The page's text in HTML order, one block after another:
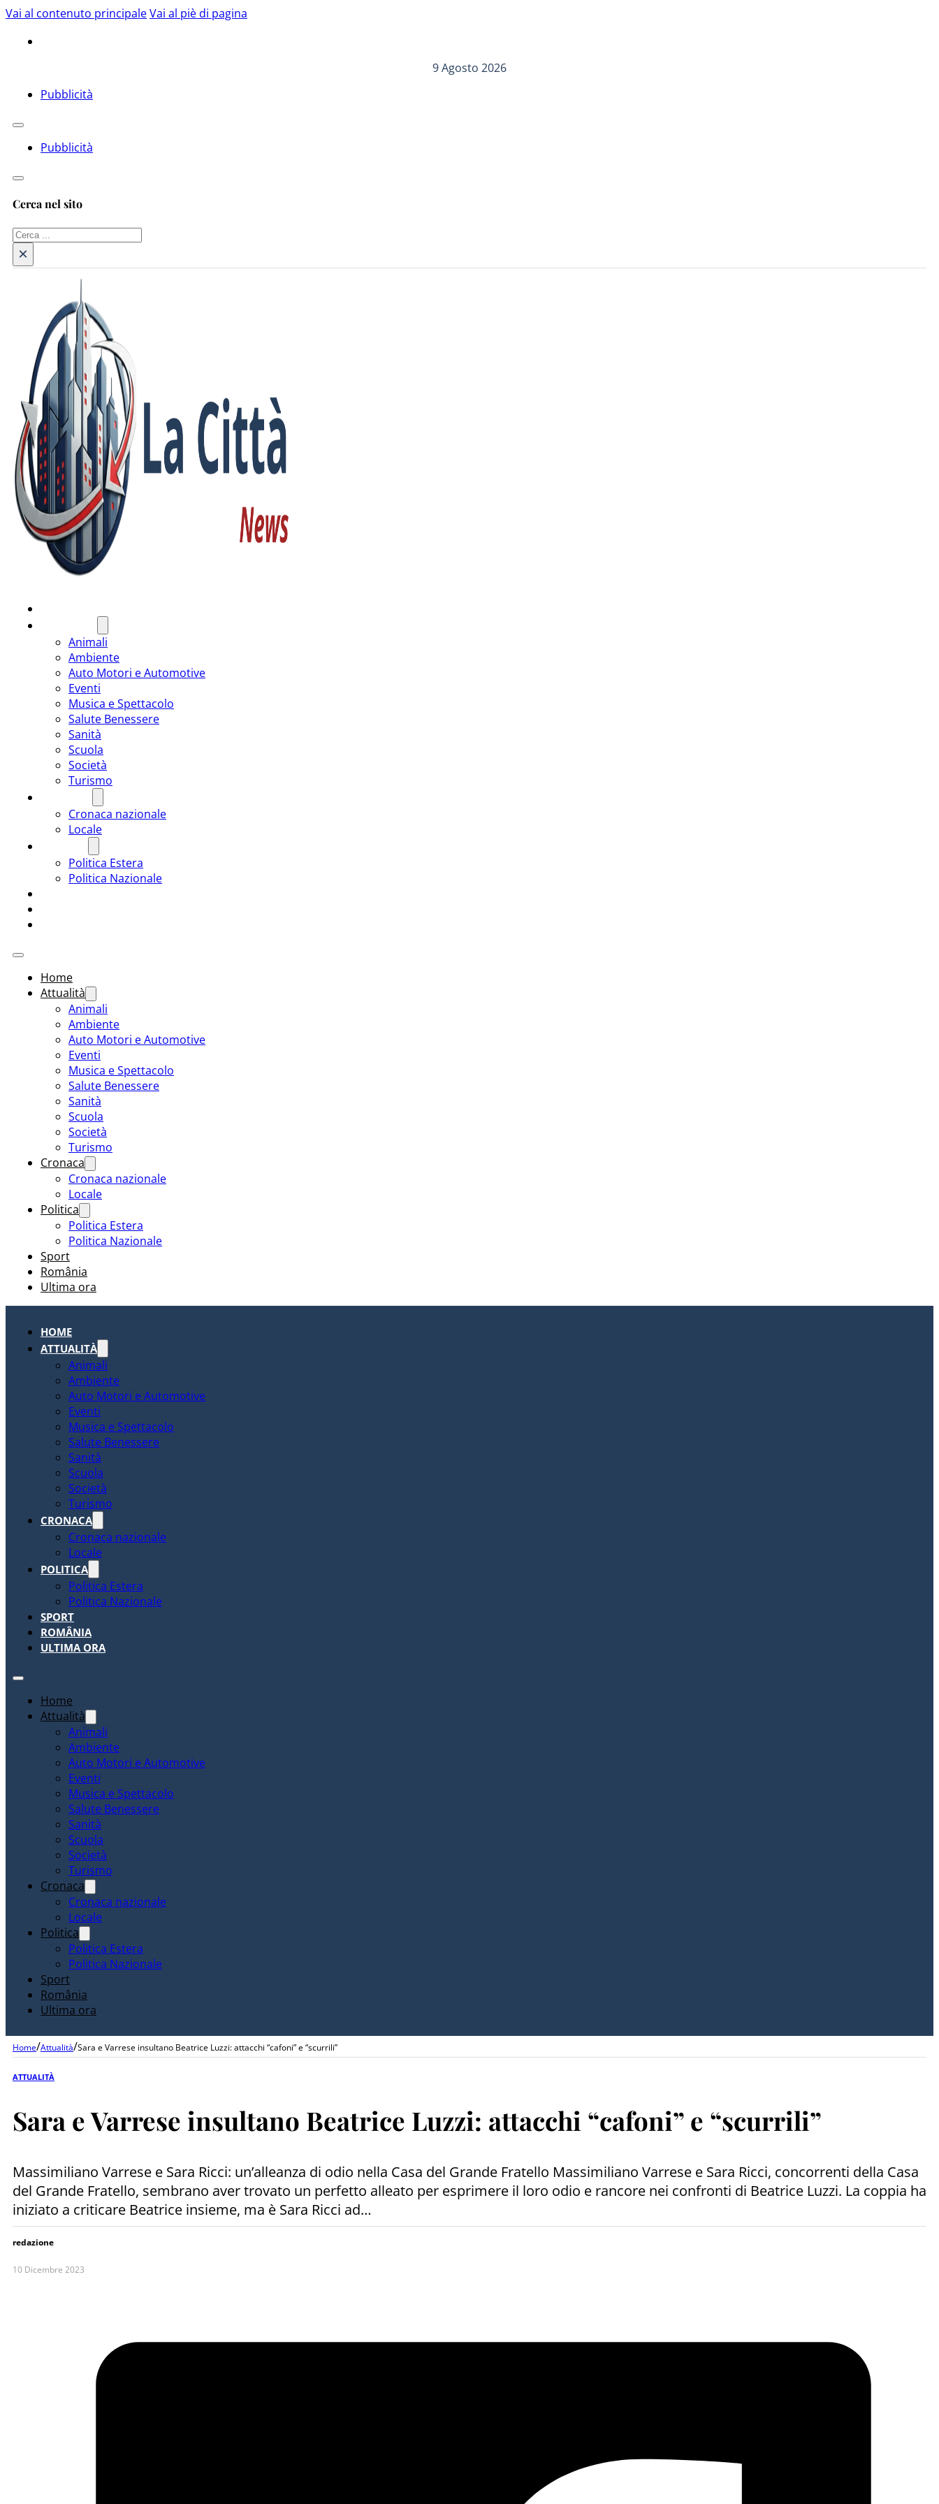
Vai al contenuto principaleVai al piè di pagina
9 Agosto 2026
Pubblicità
Pubblicità
Cerca nel sito
Cerca
×
Animali
Ambiente
Auto Motori e Automotive
Eventi
Musica e Spettacolo
Salute Benessere
Sanità
Scuola
Società
Turismo
Cronaca nazionale
Locale
Politica Estera
Politica Nazionale
Home
Attualità
Animali
Ambiente
Auto Motori e Automotive
Eventi
Musica e Spettacolo
Salute Benessere
Sanità
Scuola
Società
Turismo
Cronaca
Cronaca nazionale
Locale
Politica
Politica Estera
Politica Nazionale
Sport
România
Ultima ora
HOME
ATTUALITÀ
Animali
Ambiente
Auto Motori e Automotive
Eventi
Musica e Spettacolo
Salute Benessere
Sanità
Scuola
Società
Turismo
CRONACA
Cronaca nazionale
Locale
POLITICA
Politica Estera
Politica Nazionale
SPORT
ROMÂNIA
ULTIMA ORA
Home
Attualità
Animali
Ambiente
Auto Motori e Automotive
Eventi
Musica e Spettacolo
Salute Benessere
Sanità
Scuola
Società
Turismo
Cronaca
Cronaca nazionale
Locale
Politica
Politica Estera
Politica Nazionale
Sport
România
Ultima ora
Home/Attualità/Sara e Varrese insultano Beatrice Luzzi: attacchi “cafoni” e “scurrili”
ATTUALITÀ
Sara e Varrese insultano Beatrice Luzzi: attacchi “cafoni” e “scurrili”
Massimiliano Varrese e Sara Ricci: un’alleanza di odio nella Casa del Grande Fratello Massimiliano Varrese e Sara Ricci, concorrenti della Casa
del Grande Fratello, sembrano aver trovato un perfetto alleato per esprimere il loro odio e rancore nei confronti di Beatrice Luzzi. La coppia ha
iniziato a criticare Beatrice insieme, ma è Sara Ricci ad…
redazione
10 Dicembre 2023